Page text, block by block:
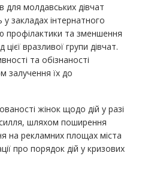
для молдавських дівчат
у закладах інтернатного
та зменшення
вразливої групи дівчат.
та обізнаності
залучення їх до
жінок щодо дій у разі
шляхом поширення
на рекламних площах міста
про порядок дій у кризових